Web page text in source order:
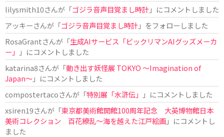
lilysmith10さんが「ゴジラ音声目覚まし時計」にコメントしました
アッキーさんが「ゴジラ音声目覚まし時計」をフォローしました
RosaGrantさんが「生成AIサービス「ビックリマンAIグッズメーカ
ー」
」にコメントしました
katarina8さんが「動き出す妖怪展 TOKYO 〜Imagination of
Japan〜」にコメントしました
compostertacoさんが「特別展「水滸伝」
」にコメントしました
xsiren19さんが「東京都美術館開館100周年記念 大英博物館日本
美術コレクション 百花繚乱～海を越えた江戸絵画」にコメントし
ました